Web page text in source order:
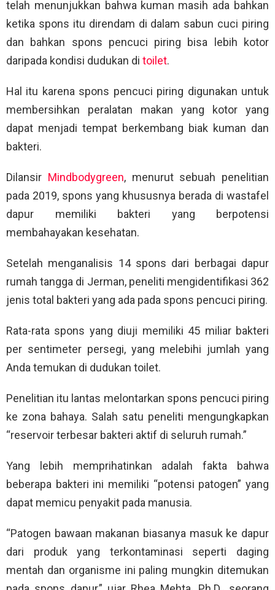
telah menunjukkan bahwa kuman masih ada bahkan
ketika spons itu direndam di dalam sabun cuci piring
dan bahkan spons pencuci piring bisa lebih kotor
daripada kondisi dudukan di toilet.
Hal itu karena spons pencuci piring digunakan untuk
membersihkan peralatan makan yang kotor yang
dapat menjadi tempat berkembang biak kuman dan
bakteri.
Dilansir Mindbodygreen, menurut sebuah penelitian
pada 2019, spons yang khususnya berada di wastafel
dapur memiliki bakteri yang berpotensi
membahayakan kesehatan.
Setelah menganalisis 14 spons dari berbagai dapur
rumah tangga di Jerman, peneliti mengidentifikasi 362
jenis total bakteri yang ada pada spons pencuci piring.
Rata-rata spons yang diuji memiliki 45 miliar bakteri
per sentimeter persegi, yang melebihi jumlah yang
Anda temukan di dudukan toilet.
Penelitian itu lantas melontarkan spons pencuci piring
ke zona bahaya. Salah satu peneliti mengungkapkan
“reservoir terbesar bakteri aktif di seluruh rumah.”
Yang lebih memprihatinkan adalah fakta bahwa
beberapa bakteri ini memiliki “potensi patogen” yang
dapat memicu penyakit pada manusia.
“Patogen bawaan makanan biasanya masuk ke dapur
dari produk yang terkontaminasi seperti daging
mentah dan organisme ini paling mungkin ditemukan